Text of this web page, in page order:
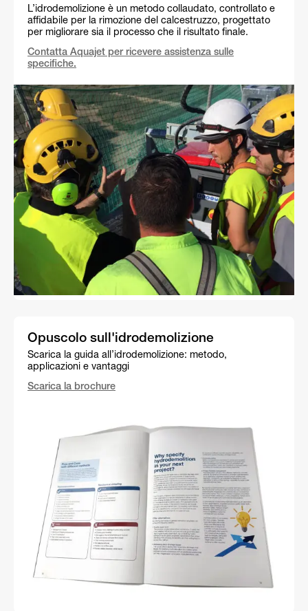
L’idrodemolizione è un metodo collaudato, controllato e
affidabile per la rimozione del calcestruzzo, progettato
per migliorare sia il processo che il risultato finale.
Contatta Aquajet per ricevere assistenza sulle
specifiche.
Opuscolo sull'idrodemolizione
Scarica la guida all’idrodemolizione: metodo,
applicazioni e vantaggi
Scarica la brochure